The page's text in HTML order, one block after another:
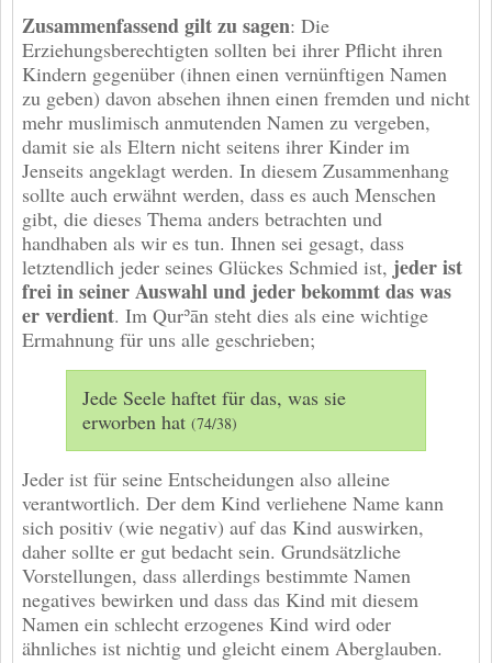
Zusammenfassend gilt zu sagen: Die
Erziehungsberechtigten sollten bei ihrer Pflicht ihren
Kindern gegenüber (ihnen einen vernünftigen Namen
zu geben) davon absehen ihnen einen fremden und nicht
mehr muslimisch anmutenden Namen zu vergeben,
damit sie als Eltern nicht seitens ihrer Kinder im
Jenseits angeklagt werden. In diesem Zusammenhang
sollte auch erwähnt werden, dass es auch Menschen
gibt, die dieses Thema anders betrachten und
handhaben als wir es tun. Ihnen sei gesagt, dass
letztendlich jeder seines Glückes Schmied ist, jeder ist
frei in seiner Auswahl und jeder bekommt das was
er verdient. Im Qurʾān steht dies als eine wichtige
Ermahnung für uns alle geschrieben;
Jede Seele haftet für das, was sie
erworben hat (74/38)
Jeder ist für seine Entscheidungen also alleine
verantwortlich. Der dem Kind verliehene Name kann
sich positiv (wie negativ) auf das Kind auswirken,
daher sollte er gut bedacht sein. Grundsätzliche
Vorstellungen, dass allerdings bestimmte Namen
negatives bewirken und dass das Kind mit diesem
Namen ein schlecht erzogenes Kind wird oder
ähnliches ist nichtig und gleicht einem Aberglauben.